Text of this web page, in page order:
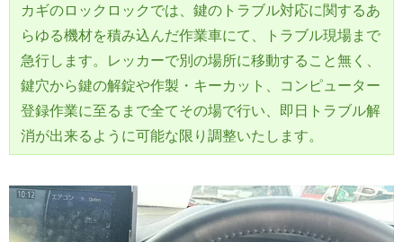
カギのロックロックでは、鍵のトラブル対応に関するあ
らゆる機材を積み込んだ作業車にて、トラブル現場まで
急行します。レッカーで別の場所に移動すること無く、
鍵穴から鍵の解錠や作製・キーカット、コンピューター
登録作業に至るまで全てその場で行い、即日トラブル解
消が出来るように可能な限り調整いたします。